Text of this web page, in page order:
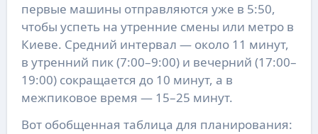
первые машины отправляются уже в 5:50,
чтобы успеть на утренние смены или метро в
Киеве. Средний интервал — около 11 минут,
в утренний пик (7:00–9:00) и вечерний (17:00–
19:00) сокращается до 10 минут, а в
межпиковое время — 15–25 минут.
Вот обобщенная таблица для планирования: